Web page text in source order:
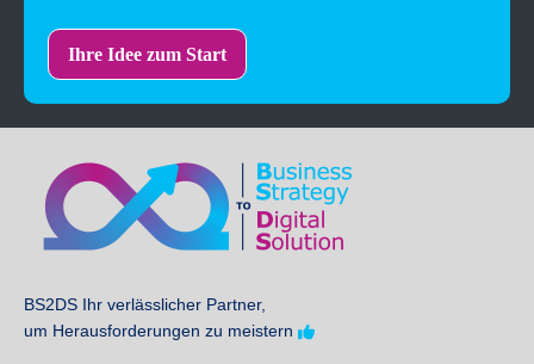
Ihre Idee zum Start
BS2DS Ihr verlässlicher Partner,
um Herausforderungen zu meistern